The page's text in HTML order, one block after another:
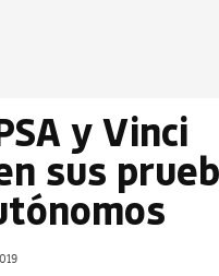
y Vinci
sus